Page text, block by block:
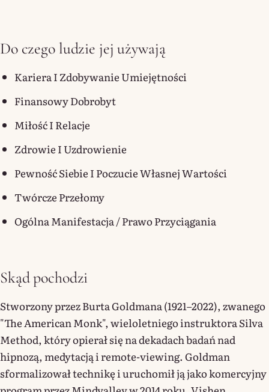
Do czego ludzie jej używają
Kariera I Zdobywanie Umiejętności
Finansowy Dobrobyt
Miłość I Relacje
Zdrowie I Uzdrowienie
Pewność Siebie I Poczucie Własnej Wartości
Twórcze Przełomy
Ogólna Manifestacja / Prawo Przyciągania
Skąd pochodzi
Stworzony przez Burta Goldmana (1921–2022), zwanego
"The American Monk", wieloletniego instruktora Silva
Method, który opierał się na dekadach badań nad
hipnozą, medytacją i remote-viewing. Goldman
sformalizował technikę i uruchomił ją jako komercyjny